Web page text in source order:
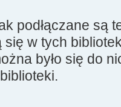
podłączane są
w tych
było się do